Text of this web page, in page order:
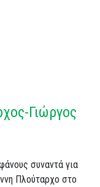
Γιώργος
συναντά για
Πλούταρχο στο